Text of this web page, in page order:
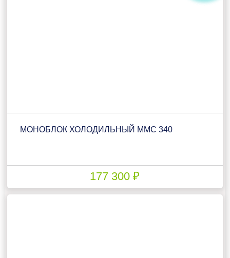
МОНОБЛОК ХОЛОДИЛЬНЫЙ ММС 340
177 300 ₽